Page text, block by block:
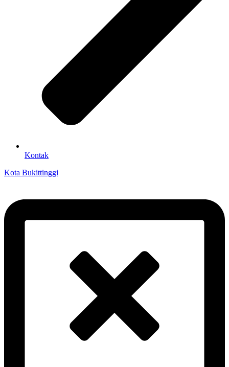
Kontak
Kota Bukittinggi